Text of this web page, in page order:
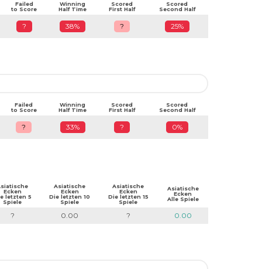
Failed
to Score
Winning
Half Time
Scored
First Half
Scored
Second Half
? 38% ? 25%
Failed
to Score
Winning
Half Time
Scored
First Half
Scored
Second Half
? 33% ? 0%
Ecken
letzten 5
Spiele
Asiatische
Ecken
Die letzten 10
Spiele
Asiatische
Ecken
Die letzten 15
Spiele
Asiatische
Ecken
Alle Spiele
? 0.00 ? 0.00